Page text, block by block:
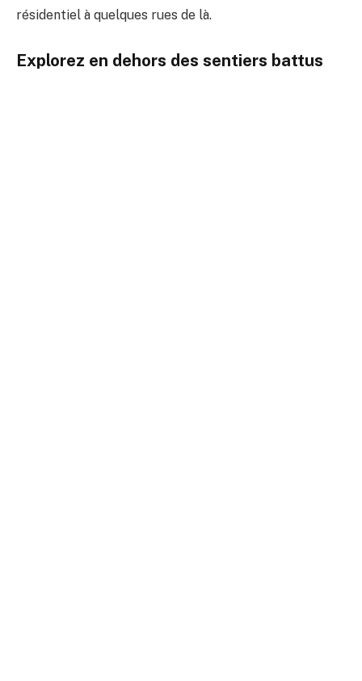
résidentiel à quelques rues de là.
Explorez en dehors des sentiers battus